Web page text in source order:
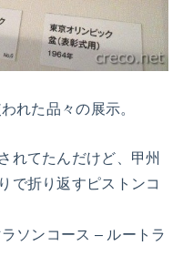
れた品々の展示。
れてたんだけど、甲州
で折り返すピストンコ
ソンコース – ルートラ